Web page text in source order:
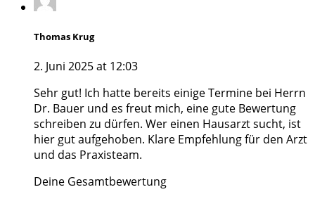
Thomas Krug
2. Juni 2025 at 12:03
Sehr gut! Ich hatte bereits einige Termine bei Herrn
Dr. Bauer und es freut mich, eine gute Bewertung
schreiben zu dürfen. Wer einen Hausarzt sucht, ist
hier gut aufgehoben. Klare Empfehlung für den Arzt
und das Praxisteam.
Deine Gesamtbewertung